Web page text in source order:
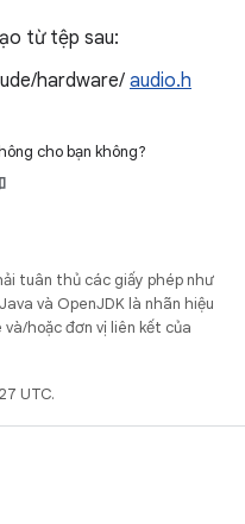
từ tệp sau:
hardware/ audio.h
cho bạn không?
tuân thủ các giấy phép như
và OpenJDK là nhãn hiệu
hoặc đơn vị liên kết của
UTC.